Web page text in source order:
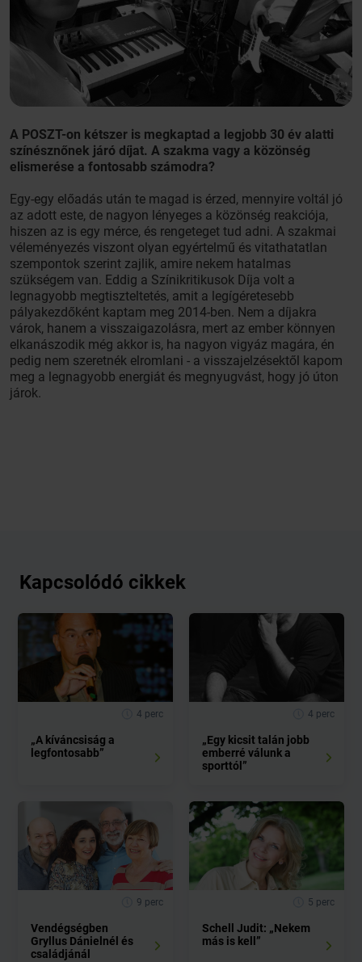
A POSZT-on kétszer is megkaptad a legjobb 30 év alatti
színésznőnek járó díjat. A szakma vagy a közönség
elismerése a fontosabb számodra?
Egy-egy előadás után te magad is érzed, mennyire voltál jó
az adott este, de nagyon lényeges a közönség reakciója,
hiszen az is egy mérce, és rengeteget tud adni. A szakmai
véleményezés viszont olyan egyértelmű és vitathatatlan
szempontok szerint zajlik, amire nekem hatalmas
szükségem van. Eddig a Színikritikusok Díja volt a
legnagyobb megtiszteltetés, amit a legígéretesebb
pályakezdőként kaptam meg 2014-ben. Nem a díjakra
várok, hanem a visszaigazolásra, mert az ember könnyen
elkanászodik még akkor is, ha nagyon vigyáz magára, én
pedig nem szeretnék elromlani - a visszajelzésektől kapom
meg a legnagyobb energiát és megnyugvást, hogy jó úton
járok.
Kapcsolódó cikkek
4 perc
„A kíváncsiság a
legfontosabb”
4 perc
„Egy kicsit talán jobb
emberré válunk a
sporttól”
9 perc
Vendégségben
Gryllus Dánielnél és
családjánál
5 perc
Schell Judit: „Nekem
más is kell”